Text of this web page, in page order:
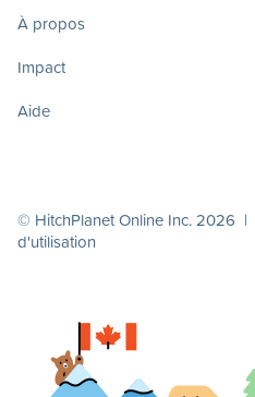
À propos
Impact
Aide
© HitchPlanet Online Inc. 2026 |
d'utilisation